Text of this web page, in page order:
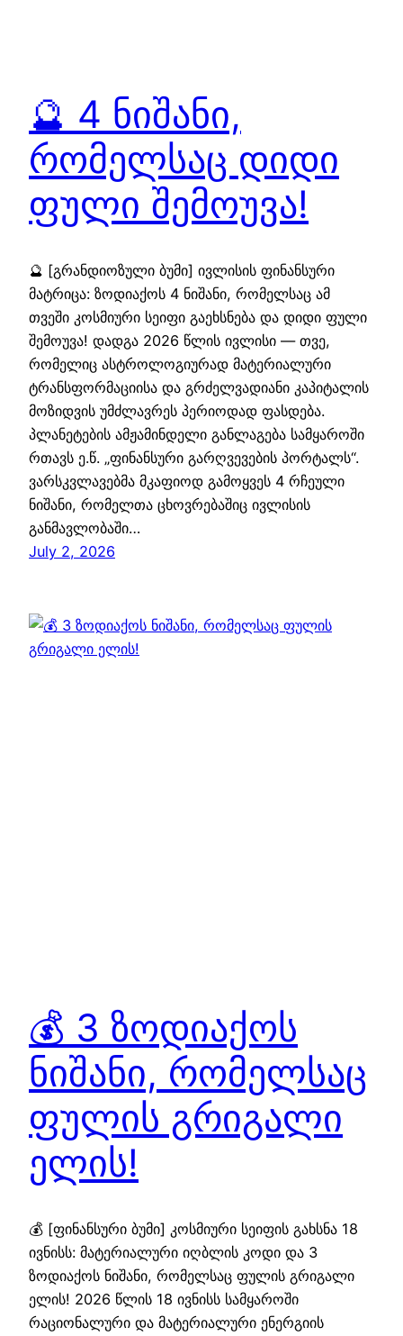
🔮 4 ნიშანი,
რომელსაც დიდი
ფული შემოუვა!
🔮 [გრანდიოზული ბუმი] ივლისის ფინანსური
მატრიცა: ზოდიაქოს 4 ნიშანი, რომელსაც ამ
თვეში კოსმიური სეიფი გაეხსნება და დიდი ფული
შემოუვა! დადგა 2026 წლის ივლისი — თვე,
რომელიც ასტროლოგიურად მატერიალური
ტრანსფორმაციისა და გრძელვადიანი კაპიტალის
მოზიდვის უმძლავრეს პერიოდად ფასდება.
პლანეტების ამჟამინდელი განლაგება სამყაროში
რთავს ე.წ. „ფინანსური გარღვევების პორტალს“.
ვარსკვლავებმა მკაფიოდ გამოყვეს 4 რჩეული
ნიშანი, რომელთა ცხოვრებაშიც ივლისის
განმავლობაში…
July 2, 2026
💰 3 ზოდიაქოს
ნიშანი, რომელსაც
ფულის გრიგალი
ელის!
💰 [ფინანსური ბუმი] კოსმიური სეიფის გახსნა 18
ივნისს: მატერიალური იღბლის კოდი და 3
ზოდიაქოს ნიშანი, რომელსაც ფულის გრიგალი
ელის! 2026 წლის 18 ივნისს სამყაროში
რაციონალური და მატერიალური ენერგიის